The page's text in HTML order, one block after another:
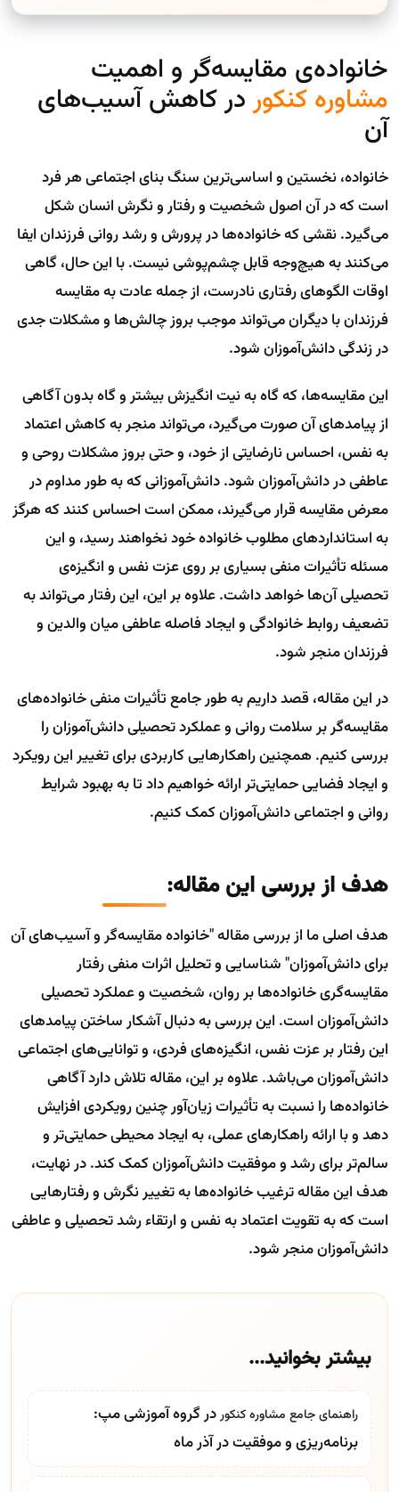
خانواده‌ی مقایسه‌گر و اهمیت
مشاوره کنکوردر کاهش آسیب‌های
آن
خانواده، نخستین و اساسی‌ترین سنگ بنای اجتماعی هر فرد
است که در آن اصول شخصیت و رفتار و نگرش انسان شکل
می‌گیرد. نقشی که خانواده‌ها در پرورش و رشد روانی فرزندان ایفا
می‌کنند به هیچ‌وجه قابل چشم‌پوشی نیست. با این حال، گاهی
اوقات الگوهای رفتاری نادرست، از جمله عادت به مقایسه
فرزندان با دیگران می‌تواند موجب بروز چالش‌ها و مشکلات جدی
در زندگی دانش‌آموزان شود.
این مقایسه‌ها، که گاه به نیت انگیزش بیشتر و گاه بدون آگاهی
از پیامدهای آن صورت می‌گیرد، می‌تواند منجر به کاهش اعتماد
به نفس، احساس نارضایتی از خود، و حتی بروز مشکلات روحی و
عاطفی در دانش‌آموزان شود. دانش‌آموزانی که به طور مداوم در
معرض مقایسه قرار می‌گیرند، ممکن است احساس کنند که هرگز
به استانداردهای مطلوب خانواده خود نخواهند رسید، و این
مسئله تأثیرات منفی بسیاری بر روی عزت نفس و انگیزه‌ی
تحصیلی آن‌ها خواهد داشت. علاوه بر این، این رفتار می‌تواند به
تضعیف روابط خانوادگی و ایجاد فاصله عاطفی میان والدین و
فرزندان منجر شود.
در این مقاله، قصد داریم به طور جامع تأثیرات منفی خانواده‌های
مقایسه‌گر بر سلامت روانی و عملکرد تحصیلی دانش‌آموزان را
بررسی کنیم. همچنین راهکارهایی کاربردی برای تغییر این رویکرد
و ایجاد فضایی حمایتی‌تر ارائه خواهیم داد تا به بهبود شرایط
روانی و اجتماعی دانش‌آموزان کمک کنیم.
هدف از بررسی این مقاله:
هدف اصلی ما از بررسی مقاله "خانواده مقایسه‌گر و آسیب‌های آن
برای دانش‌آموزان" شناسایی و تحلیل اثرات منفی رفتار
مقایسه‌گری خانواده‌ها بر روان، شخصیت و عملکرد تحصیلی
دانش‌آموزان است. این بررسی به دنبال آشکار ساختن پیامدهای
این رفتار بر عزت نفس، انگیزه‌های فردی، و توانایی‌های اجتماعی
دانش‌آموزان می‌باشد. علاوه بر این، مقاله تلاش دارد آگاهی
خانواده‌ها را نسبت به تأثیرات زیان‌آور چنین رویکردی افزایش
دهد و با ارائه راهکارهای عملی، به ایجاد محیطی حمایتی‌تر و
سالم‌تر برای رشد و موفقیت دانش‌آموزان کمک کند. در نهایت،
هدف این مقاله ترغیب خانواده‌ها به تغییر نگرش و رفتارهایی
است که به تقویت اعتماد به نفس و ارتقاء رشد تحصیلی و عاطفی
دانش‌آموزان منجر شود.
بیشتر بخوانید...
راهنمای جامع مشاوره کنکوردر گروه آموزشی مپ:
برنامه‌ریزی و موفقیت در آذر ماه